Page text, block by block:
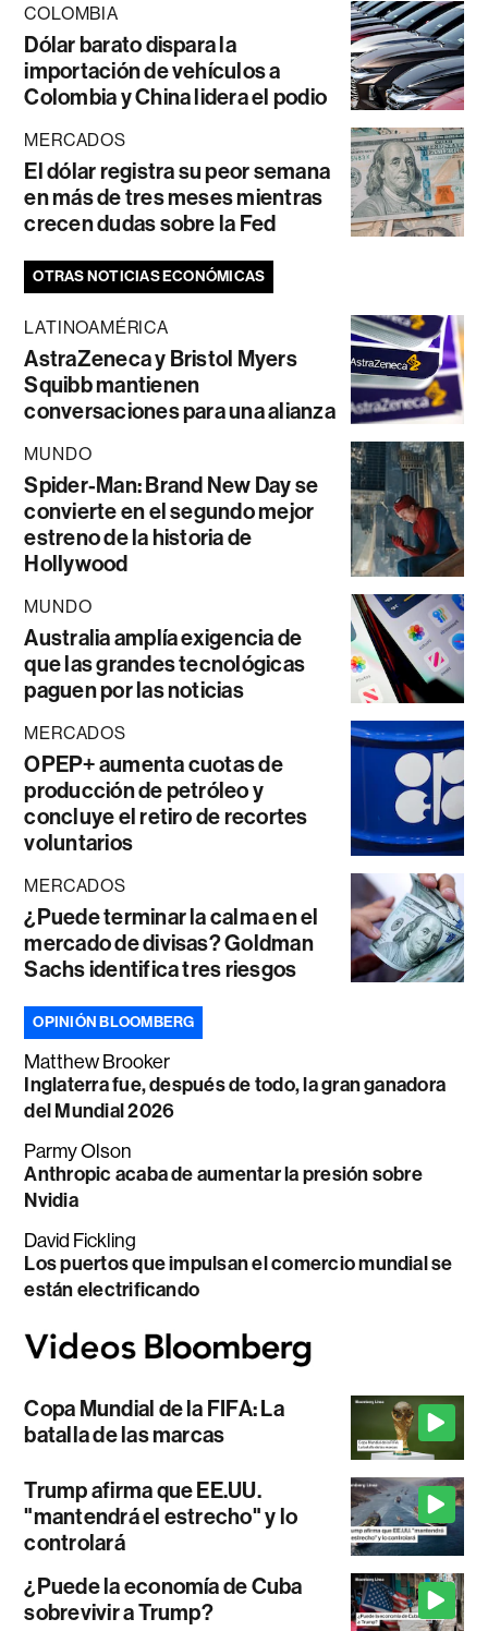
COLOMBIA
Dólar barato dispara la
importación de vehículos a
Colombia y China lidera el podio
MERCADOS
El dólar registra su peor semana
en más de tres meses mientras
crecen dudas sobre la Fed
OTRAS NOTICIAS ECONÓMICAS
LATINOAMÉRICA
AstraZeneca y Bristol Myers
Squibb mantienen
conversaciones para una alianza
MUNDO
Spider-Man: Brand New Day se
convierte en el segundo mejor
estreno de la historia de
Hollywood
MUNDO
Australia amplía exigencia de
que las grandes tecnológicas
paguen por las noticias
MERCADOS
OPEP+ aumenta cuotas de
producción de petróleo y
concluye el retiro de recortes
voluntarios
MERCADOS
¿Puede terminar la calma en el
mercado de divisas? Goldman
Sachs identifica tres riesgos
OPINIÓN BLOOMBERG
Matthew Brooker
Inglaterra fue, después de todo, la gran ganadora
del Mundial 2026
Parmy Olson
Anthropic acaba de aumentar la presión sobre
Nvidia
David Fickling
Los puertos que impulsan el comercio mundial se
están electrificando
Copa Mundial de la FIFA: La
batalla de las marcas
Trump afirma que EE.UU.
"mantendrá el estrecho" y lo
controlará
¿Puede la economía de Cuba
sobrevivir a Trump?